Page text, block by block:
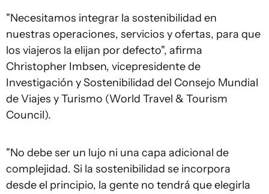
"Necesitamos integrar la sostenibilidad en
nuestras operaciones, servicios y ofertas, para que
los viajeros la elijan por defecto", afirma
Christopher Imbsen, vicepresidente de
Investigación y Sostenibilidad del Consejo Mundial
de Viajes y Turismo (World Travel & Tourism
Council).
"No debe ser un lujo ni una capa adicional de
complejidad. Si la sostenibilidad se incorpora
desde el principio, la gente no tendrá que elegirla